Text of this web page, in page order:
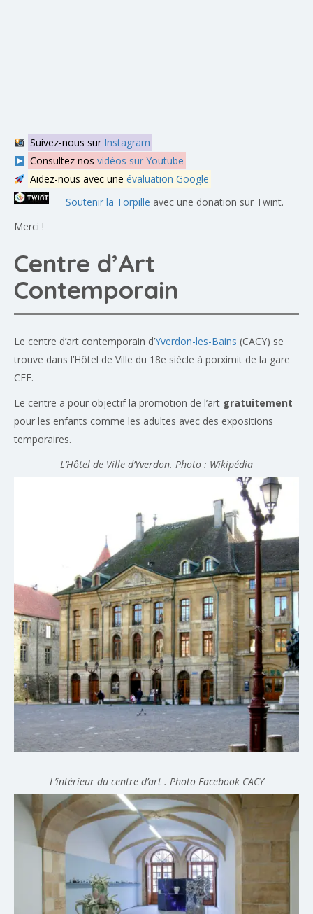
Suivez-nous sur Instagram
Consultez nos vidéos sur Youtube
Aidez-nous avec une évaluation Google
Soutenir la Torpille avec une donation sur Twint.
Merci !
Centre d’Art
Contemporain
Le centre d’art contemporain d’Yverdon-les-Bains (CACY) se
trouve dans l’Hôtel de Ville du 18e siècle à porximit de la gare
CFF.
Le centre a pour objectif la promotion de l’art gratuitement
pour les enfants comme les adultes avec des expositions
temporaires.
L’Hôtel de Ville d’Yverdon. Photo : Wikipédia
L’intérieur du centre d’art . Photo Facebook CACY